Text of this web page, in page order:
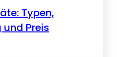
Typen,
Preis